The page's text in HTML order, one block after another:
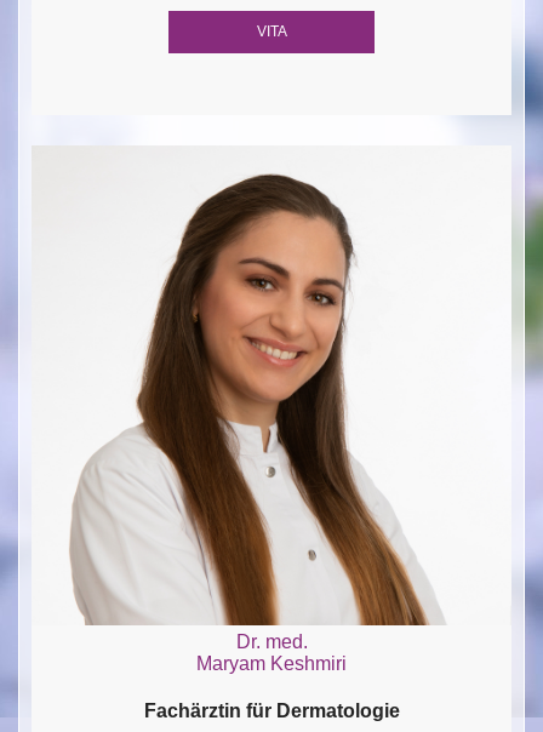
VITA
Dr. med.
Maryam Keshmiri
Fachärztin für Dermatologie